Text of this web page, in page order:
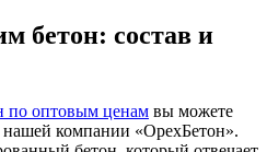
бетон: состав и
по оптовым ценам вы можете
нашей компании «ОрехБетон».